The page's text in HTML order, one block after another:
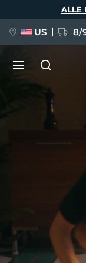
ALLE
US 8/
FAQ™ Pure
issa™ Teeth
Sprache